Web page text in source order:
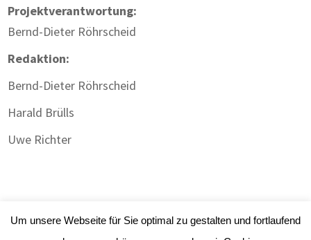
Projektverantwortung:
Bernd-Dieter Röhrscheid
Redaktion:
Bernd-Dieter Röhrscheid
Harald Brülls
Uwe Richter
Um unsere Webseite für Sie optimal zu gestalten und fortlaufend